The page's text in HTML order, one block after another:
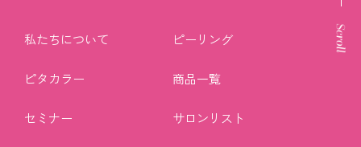
私たちについて ピーリング
ピタカラー 商品一覧
セミナー サロンリスト